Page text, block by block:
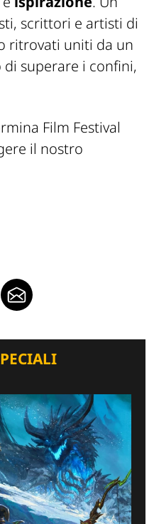
scrittori e artisti di
ritrovati uniti da un
superare i confini,
Film Festival
il nostro